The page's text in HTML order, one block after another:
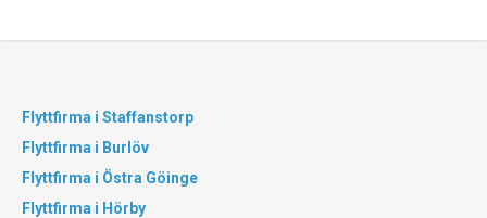
Flyttfirma i Staffanstorp
Flyttfirma i Burlöv
Flyttfirma i Östra Göinge
Flyttfirma i Hörby